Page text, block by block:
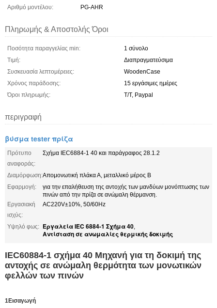
Αριθμό μοντέλου:
PG-AHR
Πληρωμής & Αποστολής Όροι
Ποσότητα παραγγελίας min:
1 σύνολο
Τιμή:
Διαπραγματεύσιμα
Συσκευασία λεπτομέρειες:
WoodenCase
Χρόνος παράδοσης:
15 εργάσιμες ημέρες
Όροι πληρωμής:
Τ/Τ, Paypal
περιγραφή
βύσμα tester πρίζα
Πρότυπο
αναφοράς:
Σχήμα IEC6884-1 40 και παράγραφος 28.1.2
Διαμόρφωση:Απομονωτική πλάκα Α, μεταλλικό μέρος Β
Εφαρμογή:
για την επαλήθευση της αντοχής των μανδύων μονόπτωσης των
πινών από την πρίζα σε ανώμαλη θέρμανση.
Εργασιακή
ισχύς:
AC220V±10%, 50/60Hz
Υψηλό φως: Εργαλεία IEC 6884-1 Σχήμα 40,
Αντίσταση σε ανωμαλίες θερμικής δοκιμής
IEC60884-1 σχήμα 40 Μηχανή για τη δοκιμή της
αντοχής σε ανώμαλη θερμότητα των μονωτικών
φελλών των πινών
1Εισαγωγή